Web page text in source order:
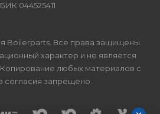
БИК 044525411
Boilerparts. Все права защищены.
характер и не является
любых материалов с
согласия запрещено.